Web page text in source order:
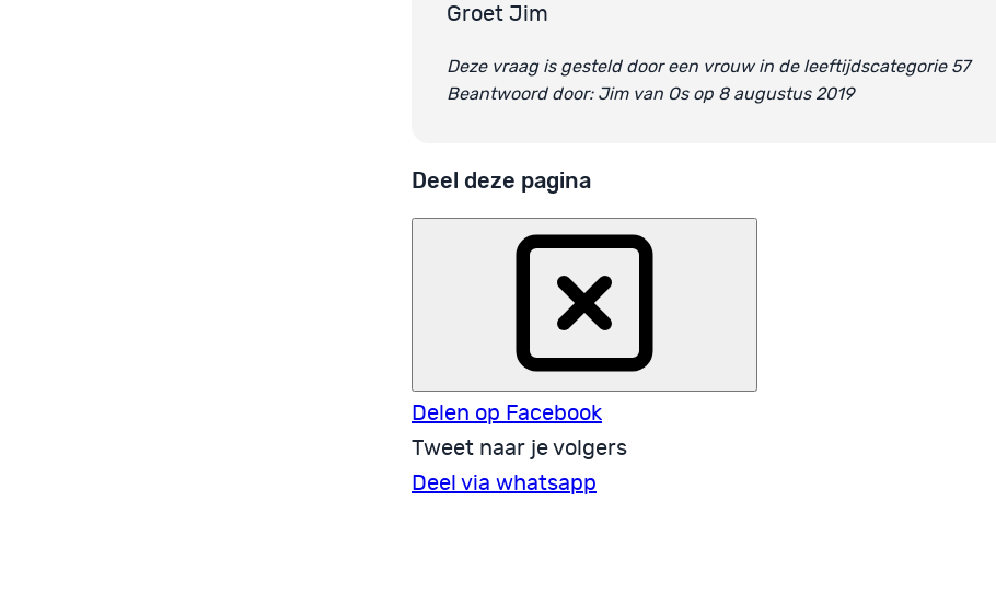
Groet Jim
Deze vraag is gesteld door een vrouw in de leeftijdscategorie 57
Beantwoord door: Jim van Os op 8 augustus 2019
Deel deze pagina
Delen op Facebook
Tweet naar je volgers
Deel via whatsapp